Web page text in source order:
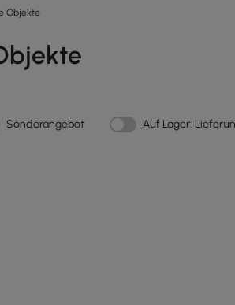
Objekte
Sonderangebot Auf Lager: